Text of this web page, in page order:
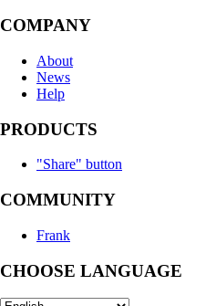
COMPANY
About
News
Help
PRODUCTS
"Share" button
COMMUNITY
Frank
CHOOSE LANGUAGE